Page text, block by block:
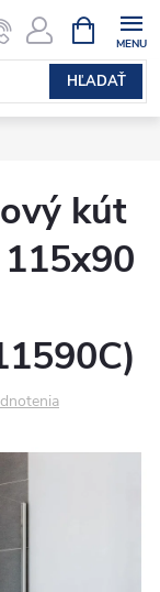
HĽADAŤ
KOŠÍK
kút